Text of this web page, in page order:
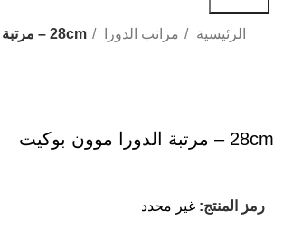
الرئيسية مراتب الدورا 28cm – مرتبة الدورا موون بوكيت
28cm – مرتبة الدورا موون بوكيت
رمز المنتج:غير محدد